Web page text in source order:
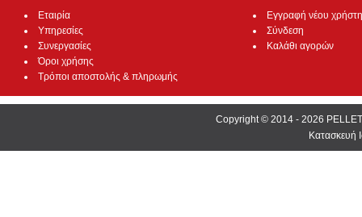
Εταιρία
Υπηρεσίες
Συνεργασίες
Όροι χρήσης
Τρόποι αποστολής & πληρωμής
Εγγραφή νέου χρήστη
Σύνδεση
Καλάθι αγορών
Copyright © 2014 - 2026
Κατασκευή